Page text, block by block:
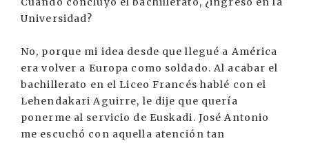
Universidad?
No, porque mi idea desde que llegué a América
era volver a Europa como soldado. Al acabar el
bachillerato en el Liceo Francés hablé con el
Lehendakari Aguirre, le dije que quería
ponerme al servicio de Euskadi. José Antonio
me escuchó con aquella atención tan